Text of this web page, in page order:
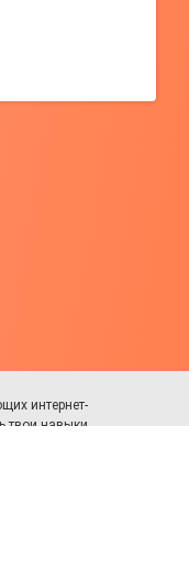
интернет-
твои навыки.